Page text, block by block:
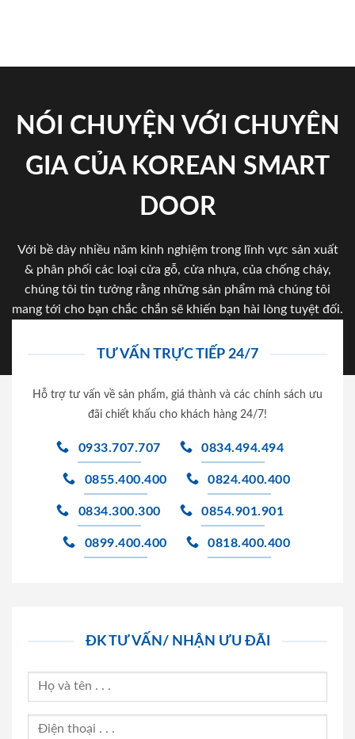
NÓI CHUYỆN VỚI CHUYÊN
GIA CỦA KOREAN SMART
DOOR
Với bề dày nhiều năm kinh nghiệm trong lĩnh vực sản xuất
& phân phối các loại cửa gỗ, cửa nhựa, của chống cháy,
chúng tôi tin tưởng rằng những sản phẩm mà chúng tôi
mang tới cho bạn chắc chắn sẽ khiến bạn hài lòng tuyệt đối.
TƯ VẤN TRỰC TIẾP 24/7
Hỗ trợ tư vấn về sản phẩm, giá thành và các chính sách ưu
đãi chiết khấu cho khách hàng 24/7!
0933.707.707 0834.494.494
0855.400.400 0824.400.400
0834.300.300 0854.901.901
0899.400.400 0818.400.400
ĐK TƯ VẤN/ NHẬN ƯU ĐÃI